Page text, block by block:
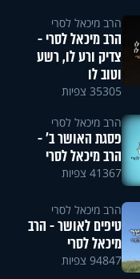
הרב מיכאל לסרי
הרב מיכאל לסרי -
צדיק ורע לו, רשע
וטוב לו
35305 צפיות
הרב מיכאל לסרי
פסגת האושר ב’ -
הרב מיכאל לסרי
41367 צפיות
הרב מיכאל לסרי
טיפים לאושר - הרב
מיכאל לסרי
94847 צפיות